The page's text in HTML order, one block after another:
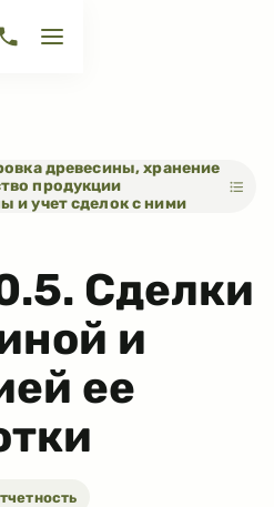
древесины, хранение
продукции
и учет сделок с ними
. Сделки
и
ее